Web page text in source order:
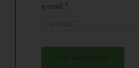
e-mail *